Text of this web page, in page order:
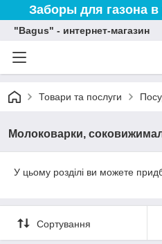
Заборы для газона
"Bagus" - интернет-магазин
Товари та послуги
Молоковарки,
У цьому розділі ви можете
Сортування